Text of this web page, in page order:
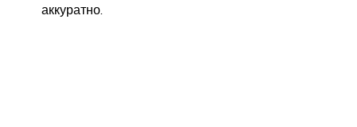
аккуратно.